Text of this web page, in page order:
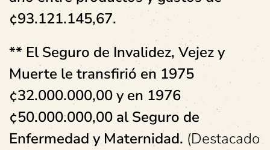
¢93.121.145,67.
** El Seguro de Invalidez, Vejez y
Muerte le transfirió en 1975
¢32.000.000,00 y en 1976
¢50.000.000,00 al Seguro de
Enfermedad y Maternidad. (Destacado